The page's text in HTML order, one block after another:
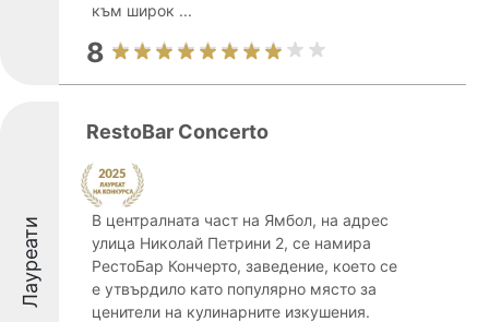
към широк ...
8
Лауреати
RestoBar Concerto
В централната част на Ямбол, на адрес
улица Николай Петрини 2, се намира
РестоБар Кончерто, заведение, което се
e утвърдило като популярно място за
ценители на кулинарните изкушения.